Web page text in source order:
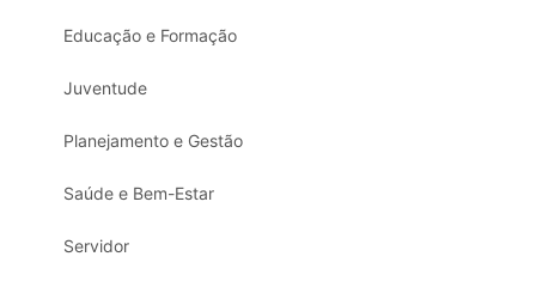
Educação e Formação
Juventude
Planejamento e Gestão
Saúde e Bem-Estar
Servidor